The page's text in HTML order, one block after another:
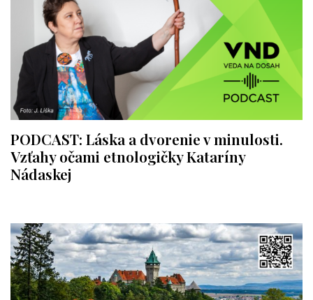
PODCAST: Láska a dvorenie v minulosti.
Vzťahy očami etnologičky Kataríny
Nádaskej